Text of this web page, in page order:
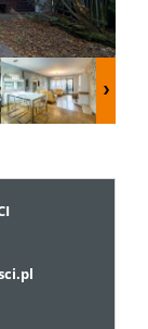
Lokale
Hale